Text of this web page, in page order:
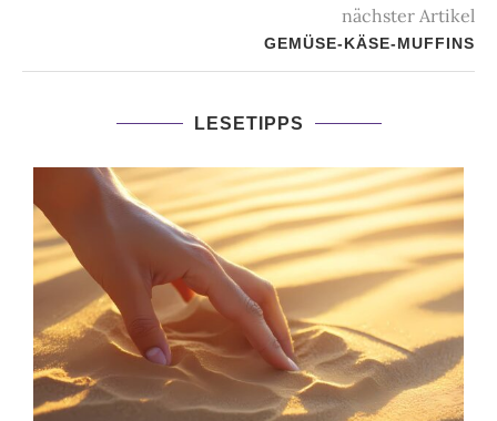
nächster Artikel
GEMÜSE-KÄSE-MUFFINS
LESETIPPS